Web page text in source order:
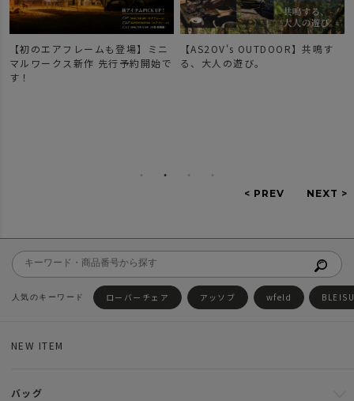
【初のエアフレームも登場】ミニ
マルワークス新作 先行予約開始で
す！
【AS2OV's OUTDOOR】共鳴す
る、大人の遊び。
ローバーチェア アッソブ wfeld
NEW ITEM
バッグ